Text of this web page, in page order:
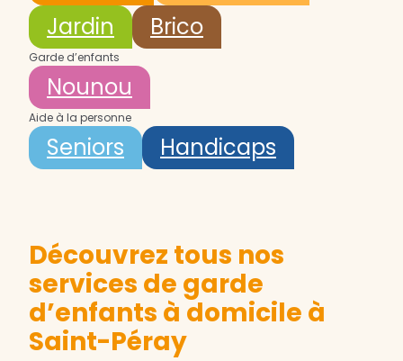
Jardin
Brico
Garde d’enfants
Nounou
Aide à la personne
Seniors Handicaps
Découvrez tous nos
services de garde
d’enfants à domicile à
Saint-Péray